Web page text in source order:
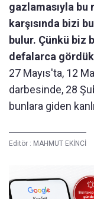
gazlamasıyla
karşısında bizi
bulur. Çünkü biz
defalarca
27 Mayıs'ta, 12
darbesinde, 28
bunlara giden
Editör : MAHMUT EKİNCİ